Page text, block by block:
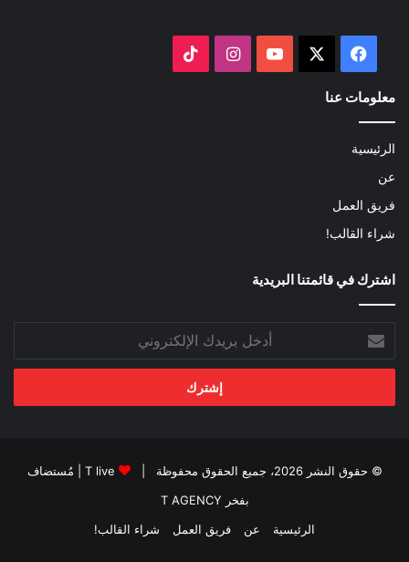
فيسبوك ‫YouTubeانستقرام
معلومات عنا
الرئيسية
عن
فريق العمل
شراء القالب!
اشترك في قائمتنا البريدية
بريدك
الإلكتروني
© حقوق النشر 2026، جميع الحقوق محفوظة | T live | مُستضاف
بفخر T AGENCY
الرئيسية
عن فريق العمل شراء القالب!